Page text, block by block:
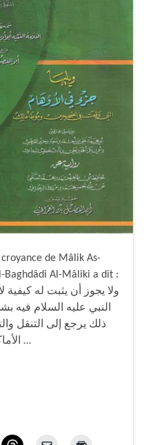
de Mâlik As-
Baghdâdi Al-Mâliki a dit :
النبي عليه السلام فيه
ذلك يرجع إلى التنقل
الأماكن وذلك يؤول إلى التجسيم وإلى …